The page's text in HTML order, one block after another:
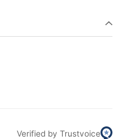
Verified by Trustvoice